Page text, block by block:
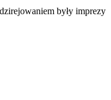
były imprezy